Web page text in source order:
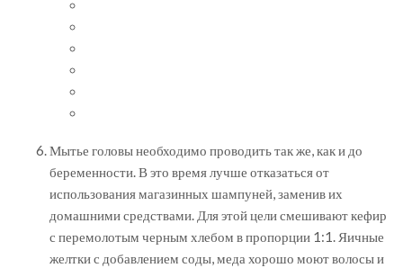
Мытье головы необходимо проводить так же, как и до
беременности. В это время лучше отказаться от
использования магазинных шампуней, заменив их
домашними средствами. Для этой цели смешивают кефир
с перемолотым черным хлебом в пропорции 1:1. Яичные
желтки с добавлением соды, меда хорошо моют волосы и